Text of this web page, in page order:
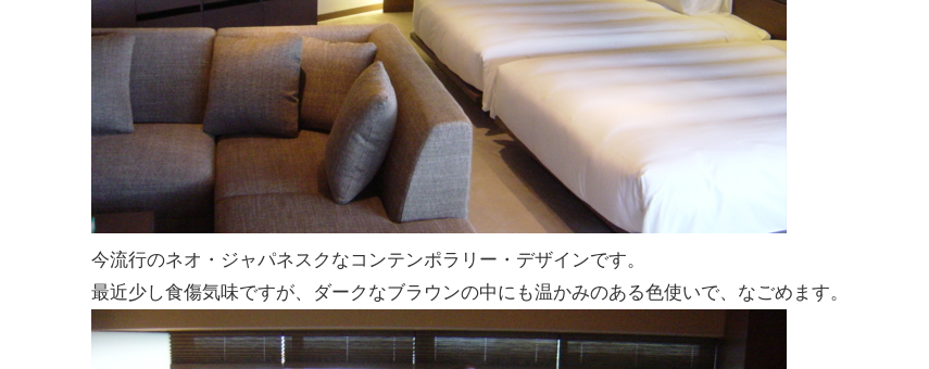
今流行のネオ・ジャパネスクなコンテンポラリー・デザインです。
最近少し食傷気味ですが、ダークなブラウンの中にも温かみのある色使いで、なごめます。